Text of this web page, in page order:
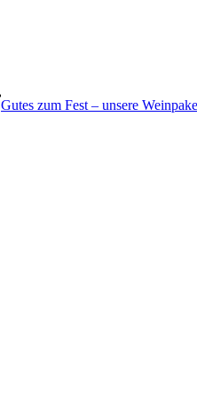
Gutes zum Fest – unsere